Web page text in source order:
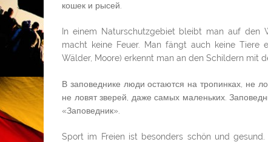
кошек и рысей.
In einem Naturschutzgebiet bleibt man auf den
macht keine Feuer. Man fängt auch keine Tiere
Wälder, Moore) erkennt man an den Schildern mit
В заповеднике люди остаются на тропинках, не
не ловят зверей, даже самых маленьких.
«Заповедник».
Sport im Freien ist besonders schön und